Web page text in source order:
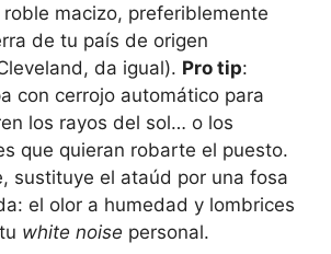
macizo, preferiblemente
de tu país de origen
da igual). Pro tip:
con cerrojo automático para
los rayos del sol… o los
que quieran robarte el puesto.
sustituye el ataúd por una fosa
el olor a humedad y lombrices
white noise personal.